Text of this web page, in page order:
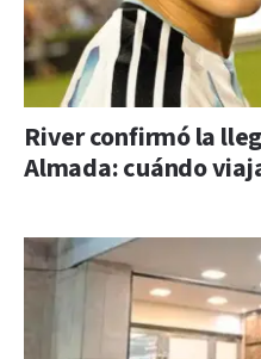
River confirmó la
Almada: cuándo